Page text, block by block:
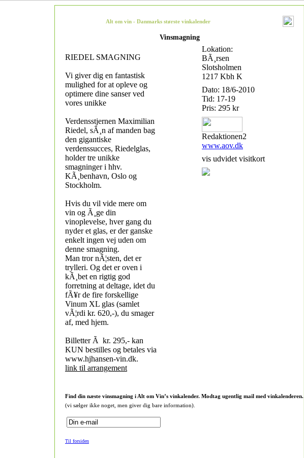
Alt om vin - Danmarks største vinkalender
Vinsmagning
RIEDEL SMAGNING
Vi giver dig en fantastisk
mulighed for at opleve og
optimere dine sanser ved
vores unikke
Verdensstjernen Maximilian
Riedel, sÃ¸n af manden bag
den gigantiske
verdenssucces, Riedelglas,
holder tre unikke
smagninger i hhv.
KÃ¸benhavn, Oslo og
Stockholm.
Hvis du vil vide mere om
vin og Ã¸ge din
vinoplevelse, hver gang du
nyder et glas, er der ganske
enkelt ingen vej uden om
denne smagning.
Man tror nÃ¦sten, det er
trylleri. Og det er oven i
kÃ¸bet en rigtig god
forretning at deltage, idet du
fÃ¥r de fire forskellige
Vinum XL glas (samlet
vÃ¦rdi kr. 620,-), du smager
af, med hjem.
Billetter Ã kr. 295,- kan
KUN bestilles og betales via
www.hjhansen-vin.dk.
link til arrangement
Lokation:
BÃ¸rsen
Slotsholmen
1217 Kbh K
Dato: 18/6-2010
Tid: 17-19
Pris: 295 kr
Redaktionen2
www.aov.dk
vis udvidet visitkort
Find din næste vinsmagning i Alt om Vin’s vinkalender. Modtag ugentlig mail med vinkalenderen.
(vi sælger ikke noget, men giver dig bare information).
Til forsiden